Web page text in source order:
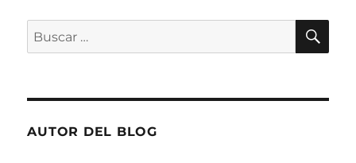
Buscar
por:
AUTOR DEL BLOG